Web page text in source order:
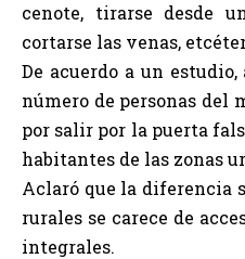
cenote, tirarse desde
cortarse las venas,
De acuerdo a un
número de personas del
por salir por la puerta
habitantes de las zonas
Aclaró que la diferencia
rurales se carece de
integrales.